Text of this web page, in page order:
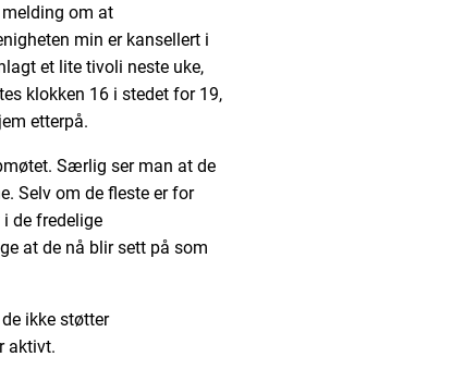
om at
min er kansellert i
et lite tivoli neste uke,
klokken 16 i stedet for 19,
etterpå.
Særlig ser man at de
Selv om de fleste er for
de fredelige
at de nå blir sett på som
ikke støtter
aktivt.